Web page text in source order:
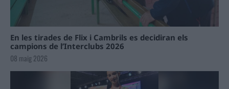
En les tirades de Flix i Cambrils es decidiran els
campions de l’Interclubs 2026
08 maig 2026